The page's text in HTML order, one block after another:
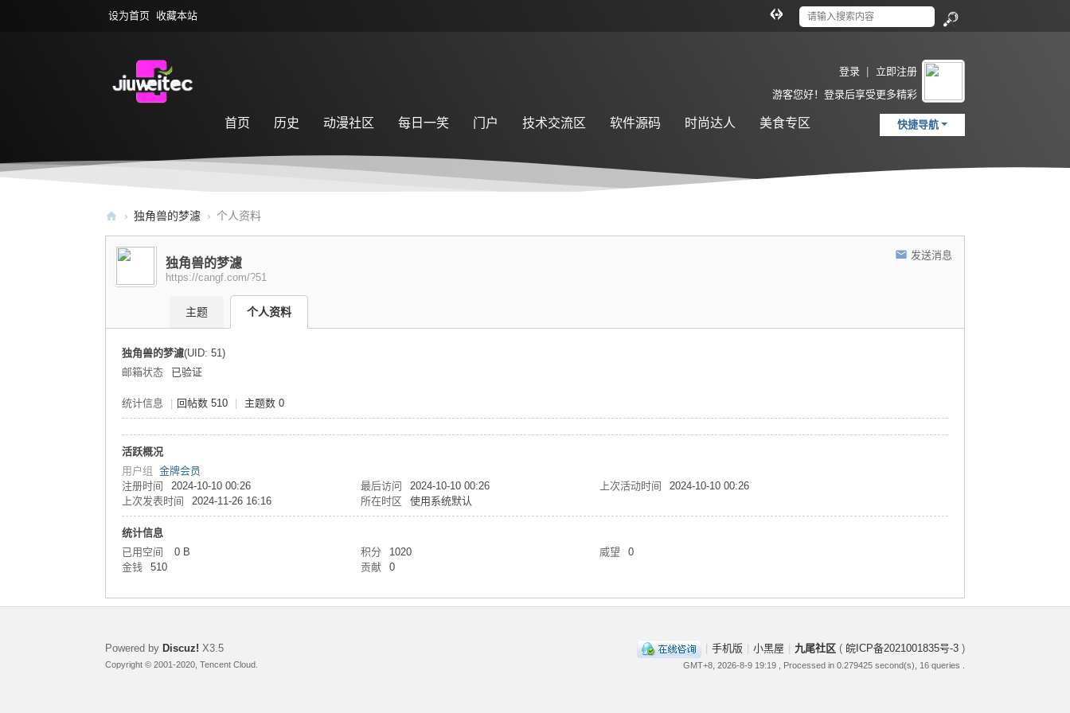
设为首页 收藏本站
索
登录
立即注册
游客您好！登录后享受更多精彩
快捷导航
首页 历史 动漫社区 每日一笑 门户 技术交流区 软件源码 时尚达人
美食专区
九
社
› 独角兽的梦濾 › 个人资料
发送消息
独角兽的梦濾
https://cangf.com/?51
主题 个人资料
独角兽的梦濾(UID: 51)
邮箱状态
已验证
统计信息 回帖数 510 主题数 0
活跃概况
用户组 金牌会员
注册时间
2024-10-10 00:26 最后访问 2024-10-10 00:26 上次活动时间
2024-10-10 00:26
上次发表时间
2024-11-26 16:16 所在时区 使用系统默认
统计信息
已用空间
0 B 积分 1020 威望
0
金钱
510 贡献 0
手机版 小黑屋 九尾社区 ( 皖ICP备2021001835号-3 )
GMT+8, 2026-8-9 19:19 , Processed in 0.279425 second(s), 16 queries .
Powered by Discuz! X3.5
Copyright © 2001-2020, Tencent Cloud.